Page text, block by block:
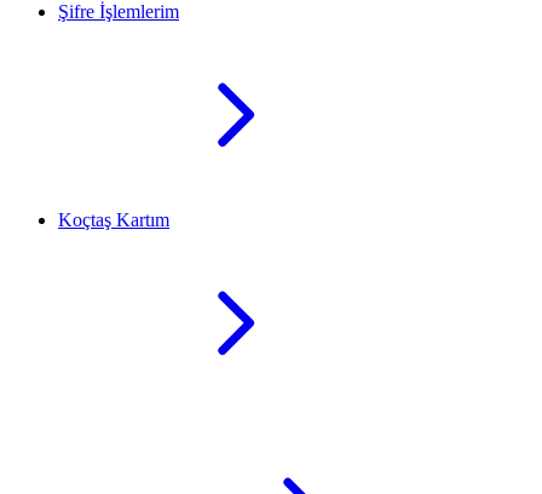
Şifre İşlemlerim
Koçtaş Kartım